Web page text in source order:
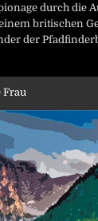
durch die
britischen
der
Frau